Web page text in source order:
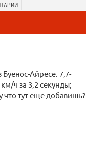
Айресе. 7,7-
ч за 3,2 секунды;
тут еще добавишь?